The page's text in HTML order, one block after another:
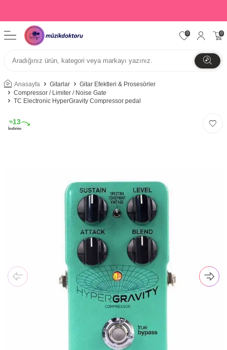
0 0
Anasayfa Gitarlar
Gitar Efektleri & Prosesörler
Compressor / Limiter / Noise Gate
TC Electronic HyperGravity Compressor pedal
%13
İndirim